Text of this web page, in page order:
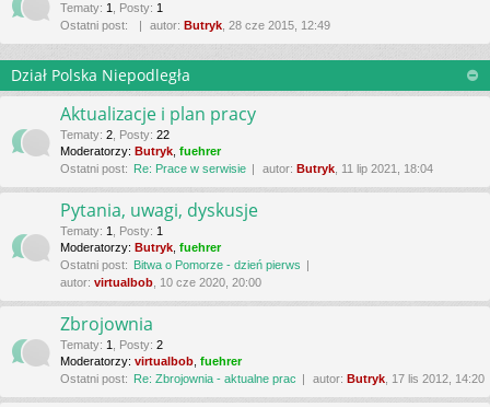
Tematy: 1 Posty: 1
Ostatni post:
autor: Butryk , 28 cze 2015, 12:49
Dział Polska Niepodległa
Aktualizacje i plan pracy
Tematy: 2 Posty: 22
Moderatorzy: Butryk fuehrer
Ostatni post: Re: Prace w serwisie autor: Butryk , 11 lip 2021, 18:04
Pytania, uwagi, dyskusje
Tematy: 1 Posty: 1
Moderatorzy: Butryk fuehrer
Ostatni post: Bitwa o Pomorze - dzień pierws
autor: virtualbob , 10 cze 2020, 20:00
Zbrojownia
Tematy: 1 Posty: 2
Moderatorzy: virtualbob fuehrer
Ostatni post: Re: Zbrojownia - aktualne prac autor: Butryk , 17 lis 2012, 14:20